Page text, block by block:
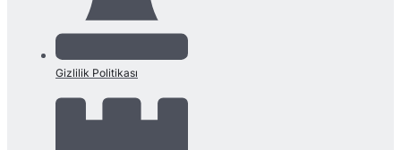
Gizlilik Politikası